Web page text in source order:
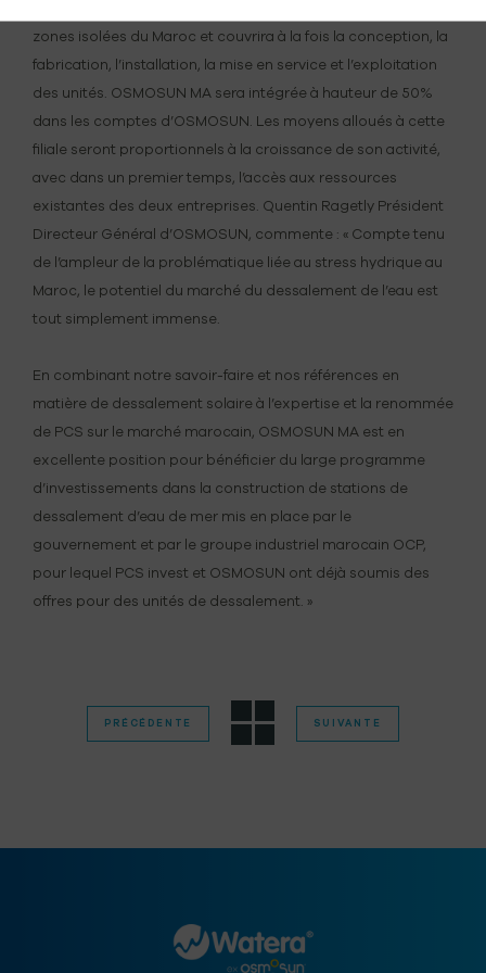
zones isolées du Maroc et couvrira à la fois la conception, la
fabrication, l’installation, la mise en service et l’exploitation
des unités. OSMOSUN MA sera intégrée à hauteur de 50%
dans les comptes d’OSMOSUN. Les moyens alloués à cette
filiale seront proportionnels à la croissance de son activité,
avec dans un premier temps, l’accès aux ressources
existantes des deux entreprises. Quentin Ragetly Président
Directeur Général d’OSMOSUN, commente : « Compte tenu
de l’ampleur de la problématique liée au stress hydrique au
Maroc, le potentiel du marché du dessalement de l’eau est
tout simplement immense.
En combinant notre savoir-faire et nos références en
matière de dessalement solaire à l’expertise et la renommée
de PCS sur le marché marocain, OSMOSUN MA est en
excellente position pour bénéficier du large programme
d’investissements dans la construction de stations de
dessalement d’eau de mer mis en place par le
gouvernement et par le groupe industriel marocain OCP,
pour lequel PCS invest et OSMOSUN ont déjà soumis des
offres pour des unités de dessalement. »
PRÉCÉDENTE SUIVANTE